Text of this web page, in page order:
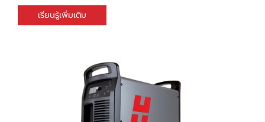
เรียนรู้เพิ่มเติม